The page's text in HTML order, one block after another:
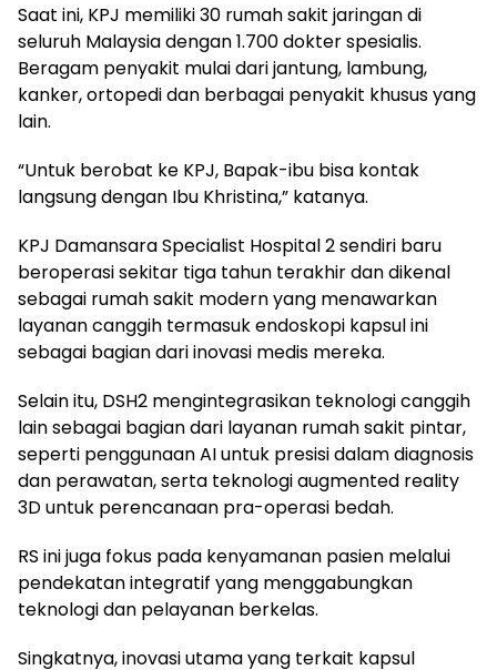
Saat ini, KPJ memiliki 30 rumah sakit jaringan di
seluruh Malaysia dengan 1.700 dokter spesialis.
Beragam penyakit mulai dari jantung, lambung,
kanker, ortopedi dan berbagai penyakit khusus yang
lain.
“Untuk berobat ke KPJ, Bapak-ibu bisa kontak
langsung dengan Ibu Khristina,” katanya.
KPJ Damansara Specialist Hospital 2 sendiri baru
beroperasi sekitar tiga tahun terakhir dan dikenal
sebagai rumah sakit modern yang menawarkan
layanan canggih termasuk endoskopi kapsul ini
sebagai bagian dari inovasi medis mereka.
Selain itu, DSH2 mengintegrasikan teknologi canggih
lain sebagai bagian dari layanan rumah sakit pintar,
seperti penggunaan AI untuk presisi dalam diagnosis
dan perawatan, serta teknologi augmented reality
3D untuk perencanaan pra-operasi bedah.
RS ini juga fokus pada kenyamanan pasien melalui
pendekatan integratif yang menggabungkan
teknologi dan pelayanan berkelas.
Singkatnya, inovasi utama yang terkait kapsul